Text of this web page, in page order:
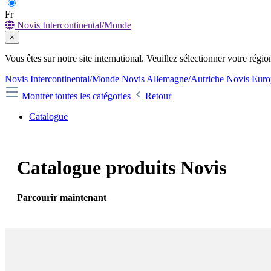
Fr
Novis Intercontinental/Monde
×
Vous êtes sur notre site international. Veuillez sélectionner votre
Novis Intercontinental/Monde Novis Allemagne/Autriche Novis
Montrer toutes les catégories
Retour
Catalogue
Catalogue produits Novis
Parcourir maintenant